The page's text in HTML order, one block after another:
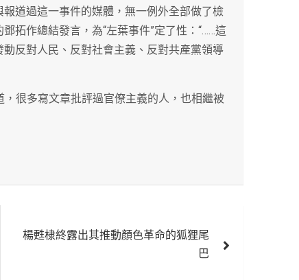
道過這一事件的媒體，無一例外全部做了檢
拓作總結發言，為“左葉事件”定了性：“……這
反對人民、反對社會主義、反對共產黨領導
，很多寫文章批評過官僚主義的人，也相繼被
楊甦棣終露出其推動顏色革命的狐狸尾
巴